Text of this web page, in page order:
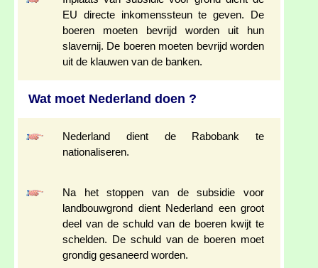
EU directe inkomenssteun te geven. De
boeren moeten bevrijd worden uit hun
slavernij. De boeren moeten bevrijd worden
uit de klauwen van de banken.
Wat moet Nederland doen ?
Nederland dient de Rabobank te
nationaliseren.
Na het stoppen van de subsidie voor
landbouwgrond dient Nederland een groot
deel van de schuld van de boeren kwijt te
schelden. De schuld van de boeren moet
grondig gesaneerd worden.